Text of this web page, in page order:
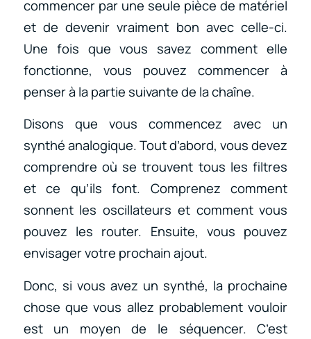
commencer par une seule pièce de matériel
et de devenir vraiment bon avec celle-ci.
Une fois que vous savez comment elle
fonctionne, vous pouvez commencer à
penser à la partie suivante de la chaîne.
Disons que vous commencez avec un
synthé analogique. Tout d’abord, vous devez
comprendre où se trouvent tous les filtres
et ce qu’ils font. Comprenez comment
sonnent les oscillateurs et comment vous
pouvez les router. Ensuite, vous pouvez
envisager votre prochain ajout.
Donc, si vous avez un synthé, la prochaine
chose que vous allez probablement vouloir
est un moyen de le séquencer. C’est